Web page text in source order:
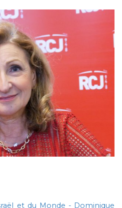
et du Monde - Dominique